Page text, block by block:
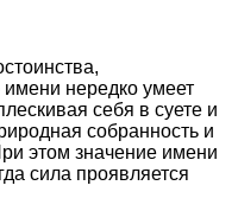
имени нередко умеет
себя в суете и
собранность и
этом значение имени
сила проявляется